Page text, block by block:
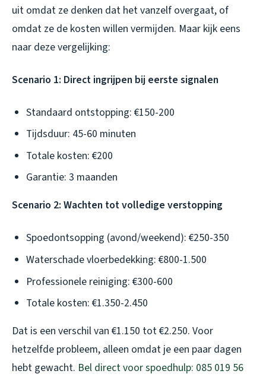
uit omdat ze denken dat het vanzelf overgaat, of
omdat ze de kosten willen vermijden. Maar kijk eens
naar deze vergelijking:
Scenario 1: Direct ingrijpen bij eerste signalen
Standaard ontstopping: €150-200
Tijdsduur: 45-60 minuten
Totale kosten: €200
Garantie: 3 maanden
Scenario 2: Wachten tot volledige verstopping
Spoedontsopping (avond/weekend): €250-350
Waterschade vloerbedekking: €800-1.500
Professionele reiniging: €300-600
Totale kosten: €1.350-2.450
Dat is een verschil van €1.150 tot €2.250. Voor
hetzelfde probleem, alleen omdat je een paar dagen
hebt gewacht. Bel direct voor spoedhulp: 085 019 56